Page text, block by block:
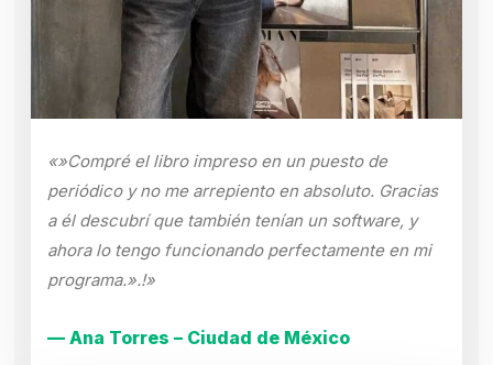
«»Compré el libro impreso en un puesto de
periódico y no me arrepiento en absoluto. Gracias
a él descubrí que también tenían un software, y
ahora lo tengo funcionando perfectamente en mi
programa.».!»
— Ana Torres – Ciudad de México